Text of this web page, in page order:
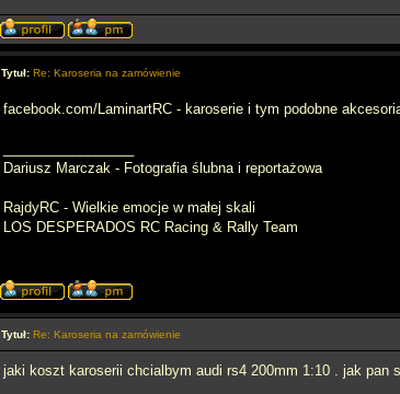
Tytuł: Re: Karoseria na zamówienie
facebook.com/LaminartRC - karoserie i tym podobne
Dariusz Marczak - Fotografia ślubna i reportażowa
RajdyRC - Wielkie emocje w małej skali
LOS DESPERADOS RC Racing & Rally Team
Tytuł: Re: Karoseria na zamówienie
jaki koszt karoserii chcialbym audi rs4 200mm 1:10 . jak pan